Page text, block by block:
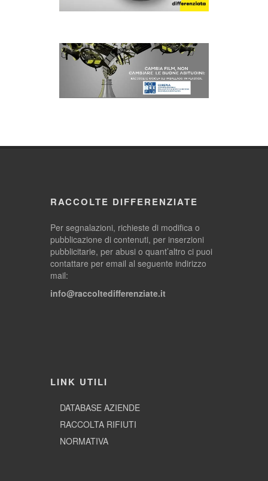
RACCOLTE DIFFERENZIATE
Per segnalazioni, richieste di modifica o
pubblicazione di contenuti, per inserzioni
pubblicitarie, per abusi o quant’altro ci puoi
contattare per email al seguente indirizzo
mail:
info@raccoltedifferenziate.it
LINK UTILI
DATABASE AZIENDE
RACCOLTA RIFIUTI
NORMATIVA